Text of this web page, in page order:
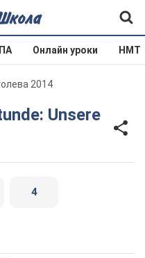
Онлайн уроки НМТ
2014
4